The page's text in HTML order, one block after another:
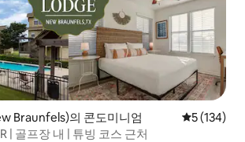
Braunfels)의 콘도미니엄 평점 5점(5
5 (134)
| 골프장 내 | 튜빙 코스 근처